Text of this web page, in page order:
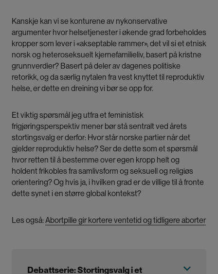
Kanskje kan vi se konturene av nykonservative
argumenter hvor helsetjenester i økende grad forbeholdes
kropper som lever i «akseptable rammer», det vil si et etnisk
norsk og heteroseksuelt kjernefamilieliv, basert på kristne
grunnverdier? Basert på deler av dagenes politiske
retorikk, og da særlig nytalen fra vest knyttet til reproduktiv
helse, er dette en dreining vi bør se opp for.
Et viktig spørsmål jeg utfra et feministisk
frigjøringsperspektiv mener bør stå sentralt ved årets
stortingsvalg er derfor: Hvor står norske partier når det
gjelder reproduktiv helse? Ser de dette som et spørsmål
hvor retten til å bestemme over egen kropp helt og
holdent frikobles fra samlivsform og seksuell og religiøs
orientering? Og hvis ja, i hvilken grad er de villige til å fronte
dette synet i en større global kontekst?
Les også:Abortpille gir kortere ventetid og tidligere aborter
Debattserie: Stortingsvalg i et